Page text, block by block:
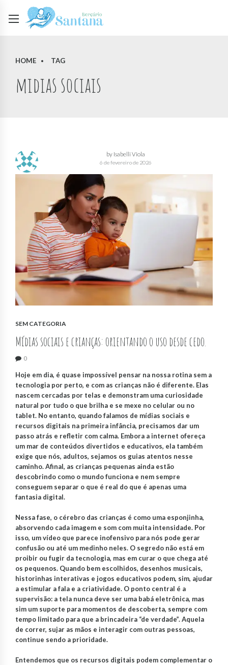
HOME TAG
midias sociais
by Isabelli Viola
6 de fevereiro de 2026
SEM CATEGORIA
Mídias sociais e crianças: orientando o uso desde cedo.
0
Hoje em dia, é quase impossível pensar na nossa rotina sem a
tecnologia por perto, e com as crianças não é diferente. Elas
nascem cercadas por telas e demonstram uma curiosidade
natural por tudo o que brilha e se mexe no celular ou no
tablet. No entanto, quando falamos de mídias sociais e
recursos digitais na primeira infância, precisamos dar um
passo atrás e refletir com calma. Embora a internet ofereça
um mar de conteúdos divertidos e educativos, ela também
exige que nós, adultos, sejamos os guias atentos nesse
caminho. Afinal, as crianças pequenas ainda estão
descobrindo como o mundo funciona e nem sempre
conseguem separar o que é real do que é apenas uma
fantasia digital.
Nessa fase, o cérebro das crianças é como uma esponjinha,
absorvendo cada imagem e som com muita intensidade. Por
isso, um vídeo que parece inofensivo para nós pode gerar
confusão ou até um medinho neles. O segredo não está em
proibir ou fugir da tecnologia, mas em curar o que chega até
os pequenos. Quando bem escolhidos, desenhos musicais,
historinhas interativas e jogos educativos podem, sim, ajudar
a estimular a fala e a criatividade. O ponto central é a
supervisão: a tela nunca deve ser uma babá eletrônica, mas
sim um suporte para momentos de descoberta, sempre com
tempo limitado para que a brincadeira “de verdade”. Aquela
de correr, sujar as mãos e interagir com outras pessoas,
continue sendo a prioridade.
Entendemos que os recursos digitais podem complementar o